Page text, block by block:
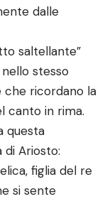
dalle
saltellante”
stesso
che ricordano la
canto in rima.
questa
Ariosto:
figlia del re
si sente